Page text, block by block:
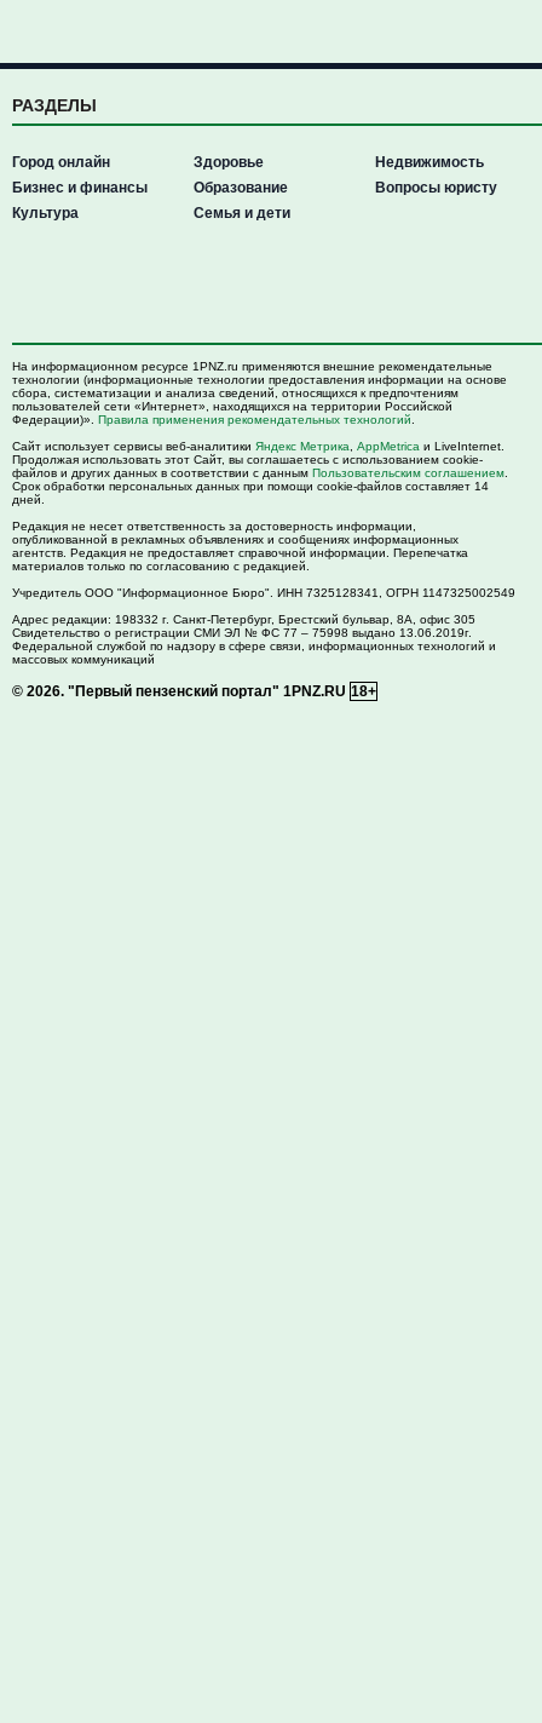
РАЗДЕЛЫ
Город онлайн
Бизнес и финансы
Культура
Здоровье
Образование
Семья и дети
Недвижимость
Вопросы юристу
На информационном ресурсе 1PNZ.ru применяются внешние рекомендательные
технологии (информационные технологии предоставления информации на основе
сбора, систематизации и анализа сведений, относящихся к предпочтениям
пользователей сети «Интернет», находящихся на территории Российской
Федерации)». Правила применения рекомендательных технологий
Сайт использует сервисы веб-аналитики Яндекс Метрика AppMetrica и LiveInternet.
Продолжая использовать этот Сайт, вы соглашаетесь с использованием cookie-
файлов и других данных в соответствии с данным Пользовательским соглашением
Срок обработки персональных данных при помощи cookie-файлов составляет 14
дней.
Редакция не несет ответственность за достоверность информации,
опубликованной в рекламных объявлениях и сообщениях информационных
агентств. Редакция не предоставляет справочной информации. Перепечатка
материалов только по согласованию с редакцией.
Учредитель ООО "Информационное Бюро". ИНН 7325128341, ОГРН 1147325002549
Адрес редакции: 198332 г. Санкт-Петербург, Брестский бульвар, 8А, офис 305
Свидетельство о регистрации СМИ ЭЛ № ФС 77 – 75998 выдано 13.06.2019г.
Федеральной службой по надзору в сфере связи, информационных технологий и
массовых коммуникаций
© 2026. "Первый пензенский портал" 1PNZ.RU 18+